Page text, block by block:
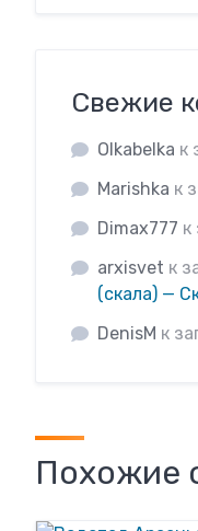
Свежие
Olkabelka к
Marishka к
Dimax777 к
arxisvet к
(скала) —
DenisM к
Похожие